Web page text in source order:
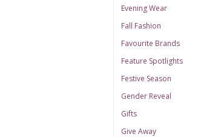
Evening Wear
Fall Fashion
Favourite Brands
Feature Spotlights
Festive Season
Gender Reveal
Gifts
Give Away